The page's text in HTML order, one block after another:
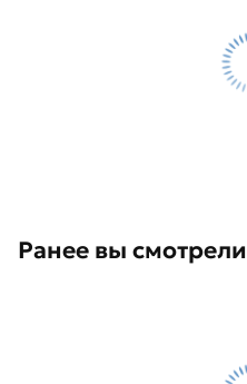
Ранее вы смотрели